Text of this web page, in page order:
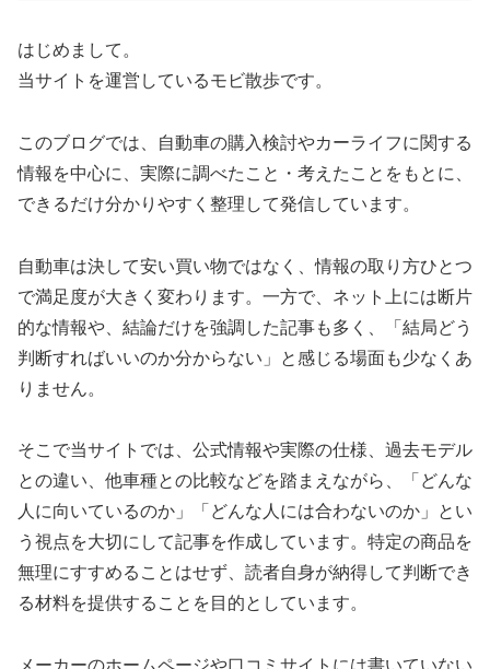
はじめまして。
当サイトを運営しているモビ散歩です。
このブログでは、自動車の購入検討やカーライフに関する
情報を中心に、実際に調べたこと・考えたことをもとに、
できるだけ分かりやすく整理して発信しています。
自動車は決して安い買い物ではなく、情報の取り方ひとつ
で満足度が大きく変わります。一方で、ネット上には断片
的な情報や、結論だけを強調した記事も多く、「結局どう
判断すればいいのか分からない」と感じる場面も少なくあ
りません。
そこで当サイトでは、公式情報や実際の仕様、過去モデル
との違い、他車種との比較などを踏まえながら、「どんな
人に向いているのか」「どんな人には合わないのか」とい
う視点を大切にして記事を作成しています。特定の商品を
無理にすすめることはせず、読者自身が納得して判断でき
る材料を提供することを目的としています。